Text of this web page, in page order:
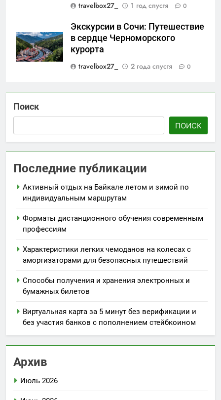
travelbox27_
1 год спустя 0
Экскурсии в Сочи: Путешествие
в сердце Черноморского
курорта
travelbox27_
2 года спустя 0
Поиск
ПОИСК
Последние публикации
Активный отдых на Байкале летом и зимой по
индивидуальным маршрутам
Форматы дистанционного обучения современным
профессиям
Характеристики легких чемоданов на колесах с
амортизаторами для безопасных путешествий
Способы получения и хранения электронных и
бумажных билетов
Виртуальная карта за 5 минут без верификации и
без участия банков с пополнением стейбкоином
Архив
Июль 2026